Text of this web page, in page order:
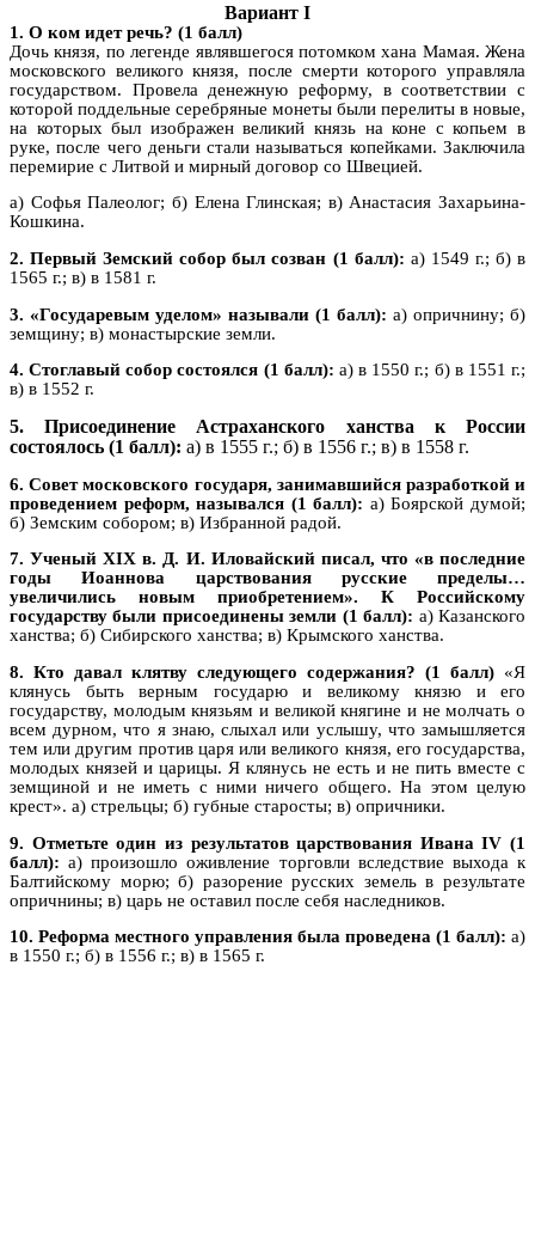
Вариант I
1. О ком идет речь? (1 балл)
Дочь князя, по легенде являвшегося потомком хана Мамая. Жена
московского великого князя, после смерти которого управляла
государством. Провела денежную реформу, в соответствии с
которой поддельные серебряные монеты были перелиты в новые,
на которых был изображен великий князь на коне с копьем в
руке, после чего деньги стали называться копейками. Заключила
перемирие с Литвой и мирный договор со Швецией.
а) Софья Палеолог; б) Елена Глинская; в) Анастасия Захарьина-
Кошкина.
2. Первый Земский собор был созван (1 балл): а) 1549 г.; б) в
1565 г.; в) в 1581 г.
3. «Государевым уделом» называли (1 балл): а) опричнину; б)
земщину; в) монастырские земли.
4. Стоглавый собор состоялся (1 балл): а) в 1550 г.; б) в 1551 г.;
в) в 1552 г.
5. Присоединение Астраханского ханства к России
состоялось (1 балл): а) в 1555 г.; б) в 1556 г.; в) в 1558 г.
6. Совет московского государя, занимавшийся разработкой и
проведением реформ, назывался (1 балл): а) Боярской думой;
б) Земским собором; в) Избранной радой.
7. Ученый XIX в. Д. И. Иловайский писал, что «в последние
годы Иоаннова царствования русские пределы…
увеличились новым приобретением». К Российскому
государству были присоединены земли (1 балл): а) Казанского
ханства; б) Сибирского ханства; в) Крымского ханства.
8. Кто давал клятву следующего содержания? (1 балл) «Я
клянусь быть верным государю и великому князю и его
государству, молодым князьям и великой княгине и не молчать о
всем дурном, что я знаю, слыхал или услышу, что замышляется
тем или другим против царя или великого князя, его государства,
молодых князей и царицы. Я клянусь не есть и не пить вместе с
земщиной и не иметь с ними ничего общего. На этом целую
крест». а) стрельцы; б) губные старосты; в) опричники.
9. Отметьте один из результатов царствования Ивана IV (1
балл): а) произошло оживление торговли вследствие выхода к
Балтийскому морю; б) разорение русских земель в результате
опричнины; в) царь не оставил после себя наследников.
10. Реформа местного управления была проведена (1 балл): а)
в 1550 г.; б) в 1556 г.; в) в 1565 г.